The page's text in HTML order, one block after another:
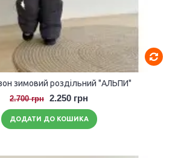
зимовий роздільний "АЛЬПИ"
2.700 грн 2.250 грн
ДОДАТИ ДО КОШИКА